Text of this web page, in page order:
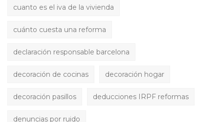
cuanto es el iva de la vivienda
cuánto cuesta una reforma
declaración responsable barcelona
decoración de cocinas decoración hogar
decoración pasillos deducciones IRPF reformas
denuncias por ruido